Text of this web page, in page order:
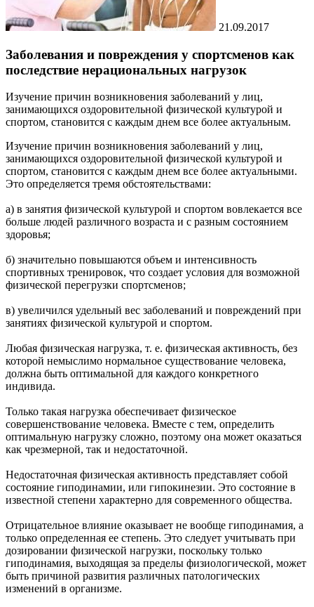
21.09.2017
Заболевания и повреждения у спортсменов как
последствие нерациональных нагрузок
Изучение причин возникновения заболеваний у лиц,
занимающихся оздоровительной физической культурой и
спортом, становится с каждым днем все более актуальным.
Изучение причин возникновения заболеваний у лиц,
занимающихся оздоровительной физической культурой и
спортом, становится с каждым днем все более актуальными.
Это определяется тремя обстоятельствами:
а) в занятия физической культурой и спортом вовлекается все
больше людей различного возраста и с разным состоянием
здоровья;
б) значительно повышаются объем и интенсивность
спортивных тренировок, что создает условия для возможной
физической перегрузки спортсменов;
в) увеличился удельный вес заболеваний и повреждений при
занятиях физической культурой и спортом.
Любая физическая нагрузка, т. е. физическая активность, без
которой немыслимо нормальное существование человека,
должна быть оптимальной для каждого конкретного
индивида.
Только такая нагрузка обеспечивает физическое
совершенствование человека. Вместе с тем, определить
оптимальную нагрузку сложно, поэтому она может оказаться
как чрезмерной, так и недостаточной.
Недостаточная физическая активность представляет собой
состояние гиподинамии, или гипокинезии. Это состояние в
известной степени характерно для современного общества.
Отрицательное влияние оказывает не вообще гиподинамия, а
только определенная ее степень. Это следует учитывать при
дозировании физической нагрузки, поскольку только
гиподинамия, выходящая за пределы физиологической, может
быть причиной развития различных патологических
изменений в организме.